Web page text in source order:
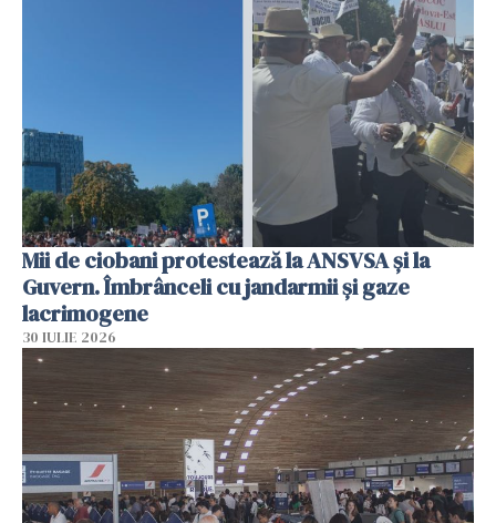
Mii de ciobani protestează la ANSVSA și la
Guvern. Îmbrânceli cu jandarmii și gaze
lacrimogene
30 IULIE 2026